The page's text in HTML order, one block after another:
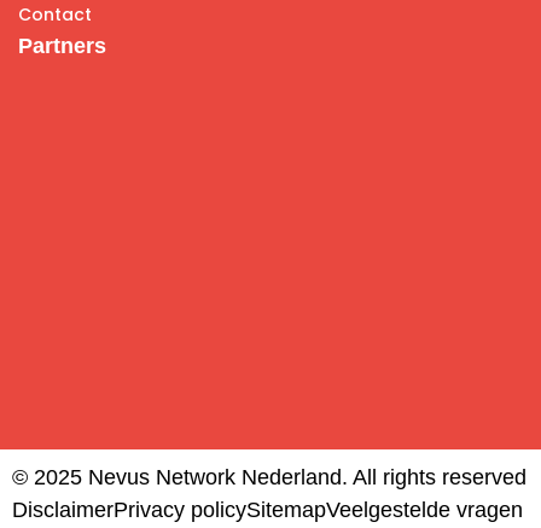
Contact
Partners
© 2025 Nevus Network Nederland. All rights reserved
DisclaimerPrivacy policySitemapVeelgestelde vragen